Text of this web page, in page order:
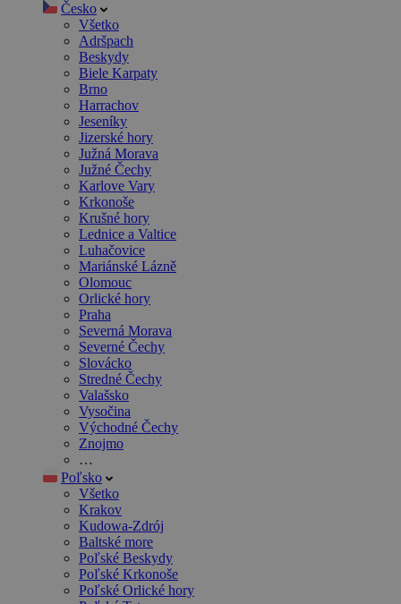
Česko
Všetko
Adršpach
Beskydy
Biele Karpaty
Brno
Harrachov
Jeseníky
Jizerské hory
Južná Morava
Južné Čechy
Karlove Vary
Krkonoše
Krušné hory
Lednice a Valtice
Luhačovice
Mariánské Lázně
Olomouc
Orlické hory
Praha
Severná Morava
Severné Čechy
Slovácko
Stredné Čechy
Valašsko
Vysočina
Východné Čechy
Znojmo
…
Poľsko
Všetko
Krakov
Kudowa-Zdrój
Baltské more
Poľské Beskydy
Poľské Krkonoše
Poľské Orlické hory